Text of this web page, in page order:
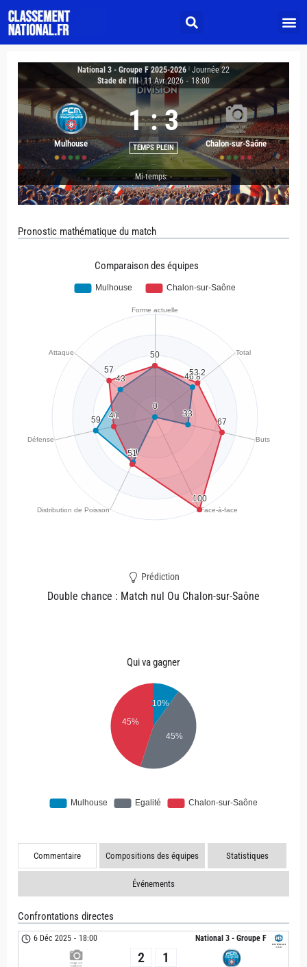
National 3 - Groupe F 2025-2026 Journée 22
Stade de l'Ill | 11 Avr 2026 - 18:00
Mulhouse
1 : 3
TEMPS PLEIN Chalon-sur-Saône
Mi-temps: -
Pronostic mathématique du match
Comparaison des équipes
Prédiction
Double chance : Match nul Ou Chalon-sur-Saône
Qui va gagner
Commentaire Compositions des équipes Statistiques
Événements
Confrontations directes
National 3 - Groupe F
6 Déc 2025 - 18:00
2 1